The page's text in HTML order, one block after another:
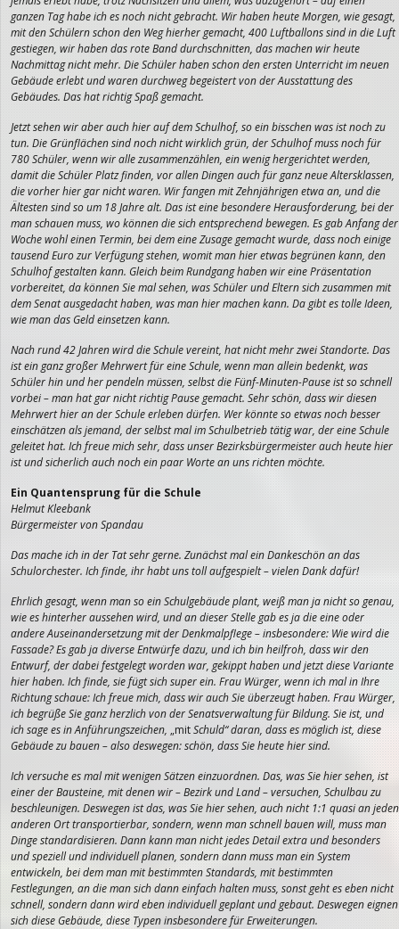
ganzen Tag habe ich es noch nicht gebracht. Wir haben heute Morgen, wie gesagt,
mit den Schülern schon den Weg hierher gemacht, 400 Luftballons sind in die Luft
gestiegen, wir haben das rote Band durchschnitten, das machen wir heute
Nachmittag nicht mehr. Die Schüler haben schon den ersten Unterricht im neuen
Gebäude erlebt und waren durchweg begeistert von der Ausstattung des
Gebäudes. Das hat richtig Spaß gemacht.
Jetzt sehen wir aber auch hier auf dem Schulhof, so ein bisschen was ist noch zu
tun. Die Grünflächen sind noch nicht wirklich grün, der Schulhof muss noch für
780 Schüler, wenn wir alle zusammenzählen, ein wenig hergerichtet werden,
damit die Schüler Platz finden, vor allen Dingen auch für ganz neue Altersklassen,
die vorher hier gar nicht waren. Wir fangen mit Zehnjährigen etwa an, und die
Ältesten sind so um 18 Jahre alt. Das ist eine besondere Herausforderung, bei der
man schauen muss, wo können die sich entsprechend bewegen. Es gab Anfang der
Woche wohl einen Termin, bei dem eine Zusage gemacht wurde, dass noch einige
tausend Euro zur Verfügung stehen, womit man hier etwas begrünen kann, den
Schulhof gestalten kann. Gleich beim Rundgang haben wir eine Präsentation
vorbereitet, da können Sie mal sehen, was Schüler und Eltern sich zusammen mit
dem Senat ausgedacht haben, was man hier machen kann. Da gibt es tolle Ideen,
wie man das Geld einsetzen kann.
Nach rund 42 Jahren wird die Schule vereint, hat nicht mehr zwei Standorte. Das
ist ein ganz großer Mehrwert für eine Schule, wenn man allein bedenkt, was
Schüler hin und her pendeln müssen, selbst die Fünf-Minuten-Pause ist so schnell
vorbei – man hat gar nicht richtig Pause gemacht. Sehr schön, dass wir diesen
Mehrwert hier an der Schule erleben dürfen. Wer könnte so etwas noch besser
einschätzen als jemand, der selbst mal imSchulbetrieb tätig war, der eine Schule
geleitet hat. Ich freue mich sehr, dass unser Bezirksbürgermeister auch heute hier
ist und sicherlich auch noch ein paar Worte an uns richten möchte.
Ein Quantensprung für die Schule
Helmut Kleebank
Bürgermeister von Spandau
Das mache ich in der Tat sehr gerne. Zunächst mal ein Dankeschön an das
Schulorchester. Ich finde, ihr habt uns toll aufgespielt – vielen Dank dafür!
Ehrlich gesagt, wenn man so ein Schulgebäude plant, weiß man ja nicht so genau,
wie es hinterher aussehen wird, und an dieser Stelle gab es ja die eine oder
andere Auseinandersetzung mit der Denkmalpflege – insbesondere: Wie wird die
Fassade? Es gab ja diverse Entwürfe dazu, und ich bin heilfroh, dass wir den
Entwurf, der dabei festgelegt worden war, gekippt haben und jetzt diese Variante
hier haben. Ich finde, sie fügt sich super ein. Frau Würger, wenn ich mal in Ihre
Richtung schaue: Ich freue mich, dass wir auch Sie überzeugt haben. Frau Würger,
ich begrüße Sie ganz herzlich von der Senatsverwaltung für Bildung. Sie ist, und
ich sage es in Anführungszeichen, „mitSchuld“ daran, dass es möglich ist, diese
Gebäude zu bauen – also deswegen: schön, dass Sie heute hier sind.
Ich versuche es mal mit wenigen Sätzen einzuordnen. Das, was Sie hier sehen, ist
einer der Bausteine, mit denen wir – Bezirk und Land – versuchen, Schulbau zu
beschleunigen. Deswegen ist das, was Sie hier sehen, auch nicht1:1 quasi an jeden
anderen Ort transportierbar, sondern, wenn man schnell bauen will, muss man
Dinge standardisieren. Dann kann man nicht jedes Detail extra und besonders
und speziell und individuell planen, sondern dann muss man ein System
entwickeln, bei dem man mit bestimmten Standards, mit bestimmten
Festlegungen, an die man sich dann einfach halten muss, sonst geht es eben nicht
schnell, sondern dann wird eben individuell geplant und gebaut. Deswegen eignen
sich diese Gebäude, diese Typen insbesondere für Erweiterungen.